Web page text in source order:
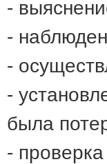
-
-
-
-
была
-